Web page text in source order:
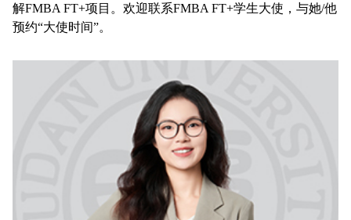
解FMBA FT+项目。欢迎联系FMBA FT+学生大使，与她/他
预约“大使时间”。